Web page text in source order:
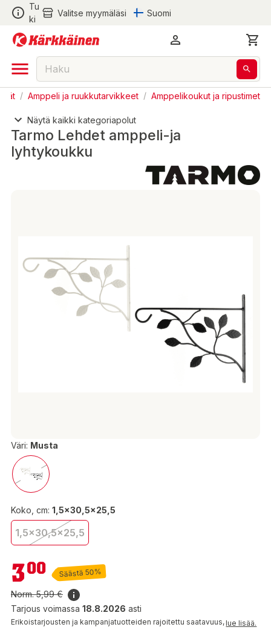
Tu
ki
Valitse myymäläsi Suomi
/ Amppeli ja ruukkutarvikkeet / Amppelikoukut ja ripustimet
Näytä kaikki kategoriapolut
Tarmo Lehdet amppeli-ja
lyhtykoukku
Väri: Musta
Koko, cm: 1,5x30,5x25,5
1,5x30,5x25,5
3,00 €
300 Säästä 50%
Norm.5,99 €
Tarjous voimassa 18.8.2026 asti
Erikoistarjousten ja kampanjatuotteiden rajoitettu saatavuus,lue lisää.